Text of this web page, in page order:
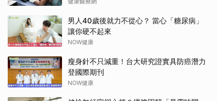
男人40歲後就力不從心？ 當心「糖尿病」
讓你硬不起來
NOW健康
瘦身針不只減重！台大研究證實具防癌潛力
登國際期刊
NOW健康